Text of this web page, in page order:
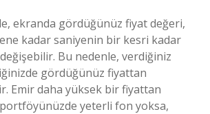
ekranda gördüğünüz fiyat değeri,
kadar saniyenin bir kesri kadar
Bu nedenle, verdiğiniz
gördüğünüz fiyattan
Emir daha yüksek bir fiyattan
yeterli fon yoksa,